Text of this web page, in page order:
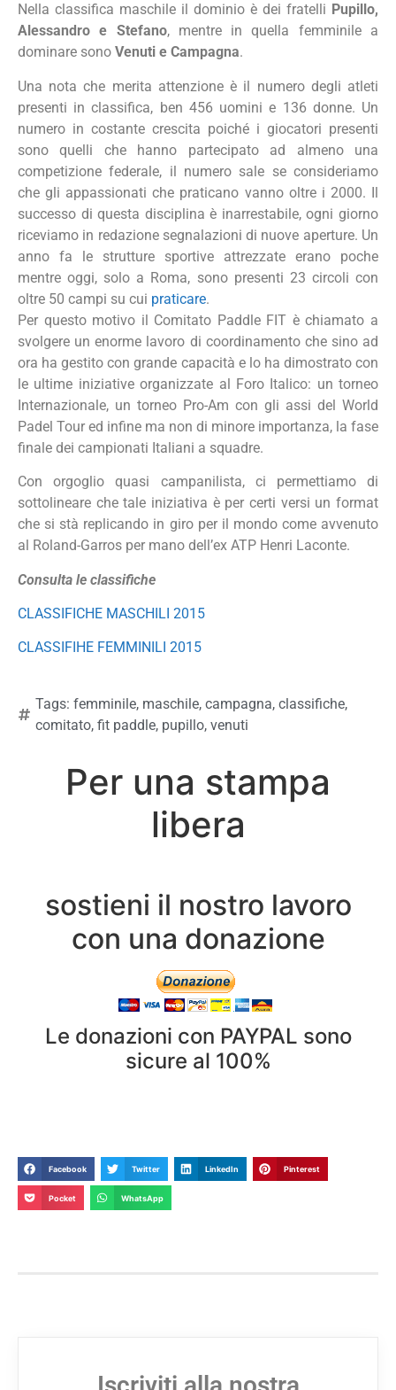
Nella classifica maschile il dominio è dei fratelli Pupillo,
Alessandro e Stefano, mentre in quella femminile a
dominare sono Venuti e Campagna.
Una nota che merita attenzione è il numero degli atleti
presenti in classifica, ben 456 uomini e 136 donne. Un
numero in costante crescita poiché i giocatori presenti
sono quelli che hanno partecipato ad almeno una
competizione federale, il numero sale se consideriamo
che gli appassionati che praticano vanno oltre i 2000. Il
successo di questa disciplina è inarrestabile, ogni giorno
riceviamo in redazione segnalazioni di nuove aperture. Un
anno fa le strutture sportive attrezzate erano poche
mentre oggi, solo a Roma, sono presenti 23 circoli con
oltre 50 campi su cui praticare.
Per questo motivo il Comitato Paddle FIT è chiamato a
svolgere un enorme lavoro di coordinamento che sino ad
ora ha gestito con grande capacità e lo ha dimostrato con
le ultime iniziative organizzate al Foro Italico: un torneo
Internazionale, un torneo Pro-Am con gli assi del World
Padel Tour ed infine ma non di minore importanza, la fase
finale dei campionati Italiani a squadre.
Con orgoglio quasi campanilista, ci permettiamo di
sottolineare che tale iniziativa è per certi versi un format
che si stà replicando in giro per il mondo come avvenuto
al Roland-Garros per mano dell’ex ATP Henri Laconte.
Consulta le classifiche
CLASSIFICHE MASCHILI 2015
CLASSIFIHE FEMMINILI 2015
Tags: femminile, maschile, campagna, classifiche,
comitato, fit paddle, pupillo, venuti
Per una stampa
libera
sostieni il nostro lavoro
con una donazione
Le donazioni con PAYPAL sono
sicure al 100%
Facebook Twitter LinkedIn Pinterest
Pocket WhatsApp